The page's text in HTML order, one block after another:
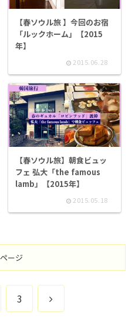
【春ソウル旅 】今回のお宿
「ルックホーム」【2015
年】
2015.06.28
【春ソウル旅】朝食ビュッ
フェ 弘大「the famous
lamb」【2015年】
2015.05.18
ージ
3
次